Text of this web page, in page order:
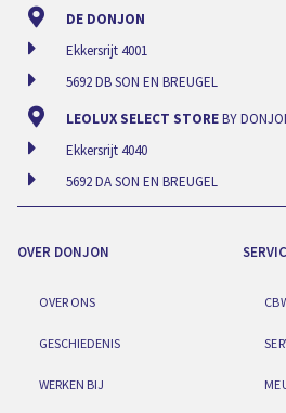
DE DONJON
Ekkersrijt 4001
5692 DB SON EN BREUGEL
LEOLUX SELECT STOREBY
Ekkersrijt 4040
5692 DA SON EN BREUGEL
OVER DONJON
OVER ONS
GESCHIEDENIS
WERKEN BIJ